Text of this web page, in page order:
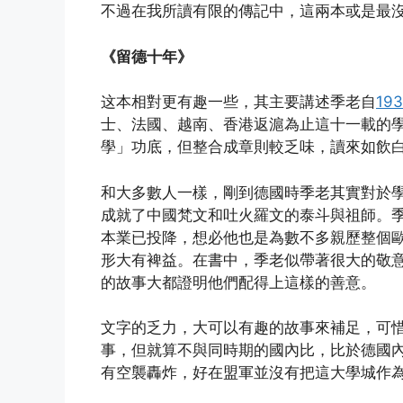
不過在我所讀有限的傳記中，這兩本或是
《留德十年》
这本相對更有趣一些，其主要講述季老自
士、法國、越南、香港返滬為止這十一載的
學」功底，但整合成章則較乏味，讀來如飲
和大多數人一樣，剛到德國時季老其實對於
成就了中國梵文和吐火羅文的泰斗與祖師。
本業已投降，想必他也是為數不多親歷整個
形大有裨益。在書中，季老似帶著很大的敬
的故事大都證明他們配得上這樣的善意。
文字的乏力，大可以有趣的故事來補足，可
事，但就算不與同時期的國內比，比於德國
有空襲轟炸，好在盟軍並沒有把這大學城作